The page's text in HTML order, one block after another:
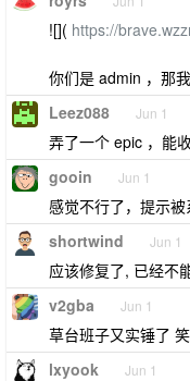
![]( https://
你们是 admin ，那
Leez088 Jun 1
弄了一个 epic ，能
gooin Jun 1
感觉不行了，提示被
shortwind Jun 1
应该修复了, 已经不
v2gba Jun 1
草台班子又实锤了
lxyook Jun 1